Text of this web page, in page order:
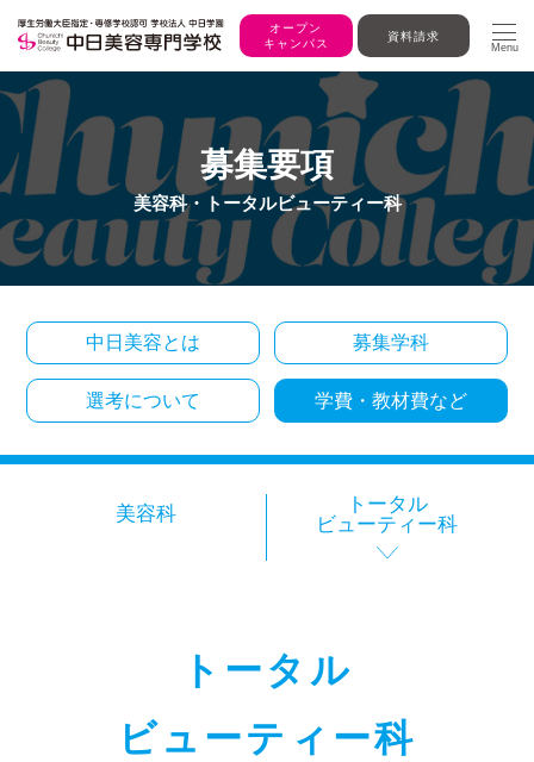
オープン
キャンパス
資料請求
Menu
募集要項
美容科・トータルビューティー科
中日美容とは 募集学科
選考について 学費・教材費など
美容科
トータル
ビューティー科
トータル
ビューティー科